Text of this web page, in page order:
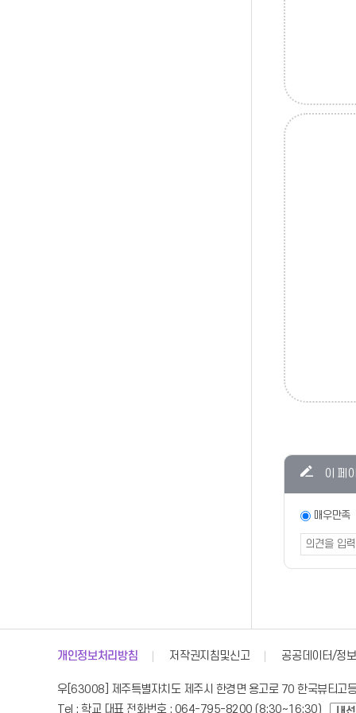
콘텐츠
조사
이 페
만족도
폼
매우만족
개인정보처리방침 저작권지침및신고 공공데이터/정
우[63008] 제주특별자치도 제주시 한경면 용고로 70 한국뷰티고
Tel : 학교 대표 전화번호 : 064-795-8200 (8:30~16:30)